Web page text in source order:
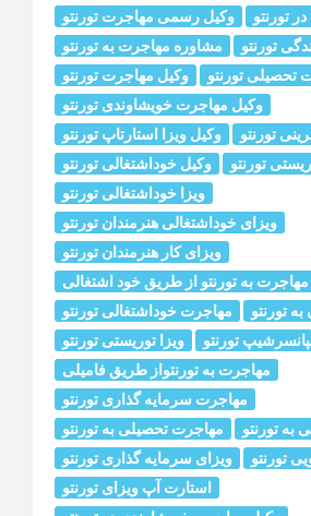
وکیل رسمی مهاجرت تورنتو
تورنتو
مشاوره مهاجرت به تورنتو
تورنتو
وکیل مهاجرت تورنتو
تحصیلی تورنتو
وکیل مهاجرت خويشاوندى تورنتو
وکیل ویزا استارتاپ تورنتو
تورنتو
وکیل خوداشتغالی تورنتو
تورنتو
ویزا خوداشتغالی تورنتو
ویزای خوداشتغالی هنرمندان تورنتو
ویزای کار هنرمندان تورنتو
مهاجرت به تورنتو از طریق خود اشتغالی
مهاجرت خوداشتغالی تورنتو
تورنتو
ویزا توریستی تورنتو
تورنتو
مهاجرت به تورنتواز طریق فامیلی
مهاجرت سرمایه گذاری تورنتو
مهاجرت تحصیلی به تورنتو
به تورنتو
ویزای سرمایه گذاری تورنتو
تورنتو
استارت آپ ویزای تورنتو